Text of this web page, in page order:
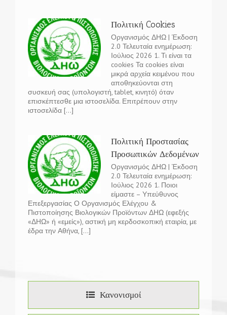
Πολιτική Cookies
Οργανισμός ΔΗΩ | Έκδοση
2.0 Τελευταία ενημέρωση:
Ιούλιος 2026 1. Τι είναι τα
cookies Τα cookies είναι
μικρά αρχεία κειμένου που
αποθηκεύονται στη
συσκευή σας (υπολογιστή, tablet, κινητό) όταν
επισκέπτεσθε μια ιστοσελίδα. Επιτρέπουν στην
ιστοσελίδα [...]
Πολιτική Προστασίας
Προσωπικών Δεδομένων
Οργανισμός ΔΗΩ | Έκδοση
2.0 Τελευταία ενημέρωση:
Ιούλιος 2026 1. Ποιοι
είμαστε – Υπεύθυνος
Επεξεργασίας Ο Οργανισμός Ελέγχου &
Πιστοποίησης Βιολογικών Προϊόντων ΔΗΩ (εφεξής
«ΔΗΩ» ή «εμείς»), αστική μη κερδοσκοπική εταιρία, με
έδρα την Αθήνα, [...]
Κανονισμοί